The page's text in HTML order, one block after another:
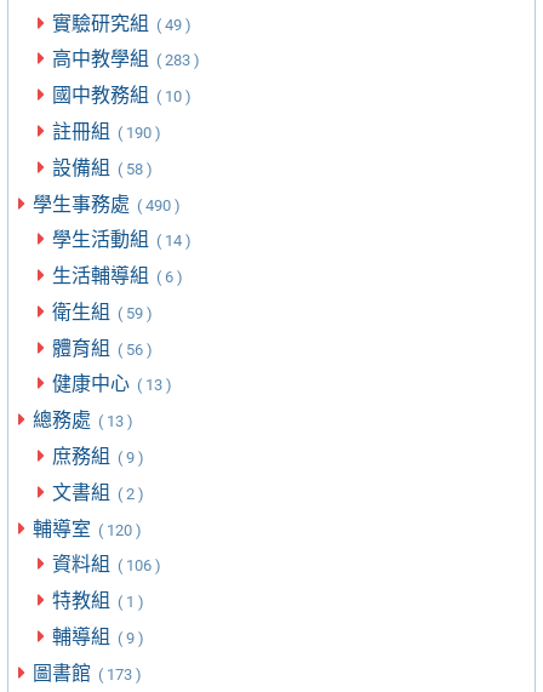
實驗研究組 ( 49 )
高中教學組 ( 283 )
國中教務組 ( 10 )
註冊組 ( 190 )
設備組 ( 58 )
學生事務處 ( 490 )
學生活動組 ( 14 )
生活輔導組 ( 6 )
衛生組 ( 59 )
體育組 ( 56 )
健康中心 ( 13 )
總務處 ( 13 )
庶務組 ( 9 )
文書組 ( 2 )
輔導室 ( 120 )
資料組 ( 106 )
特教組 ( 1 )
輔導組 ( 9 )
圖書館 ( 173 )